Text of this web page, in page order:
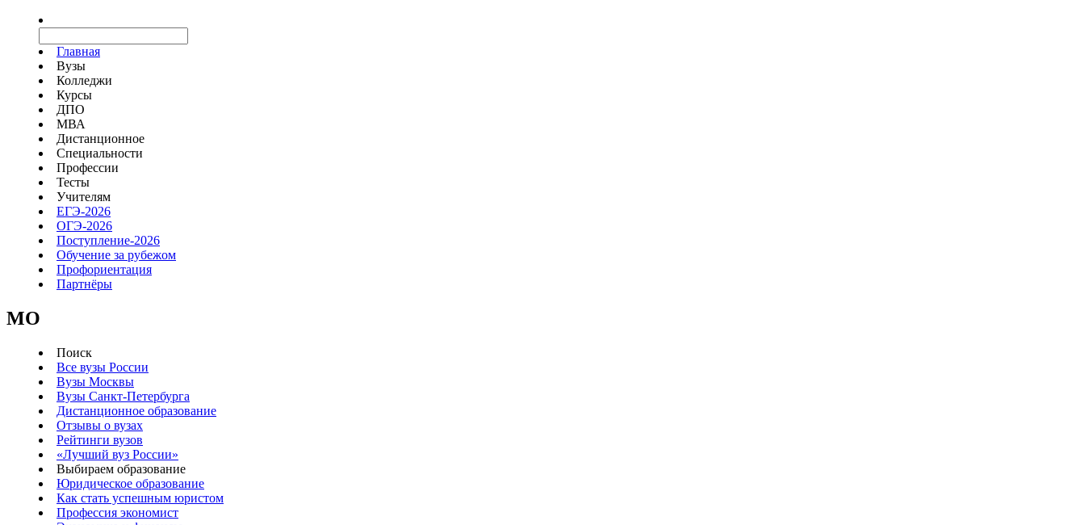
Главная
Вузы
Колледжи
Курсы
ДПО
МВА
Дистанционное
Специальности
Профессии
Тесты
Учителям
ЕГЭ-2026
ОГЭ-2026
Поступление-2026
Обучение за рубежом
Профориентация
Партнёры
MO
Поиск
Все вузы России
Вузы Москвы
Вузы Санкт-Петербурга
Дистанционное образование
Отзывы о вузах
Рейтинги вузов
«Лучший вуз России»
Выбираем образование
Юридическое образование
Как стать успешным юристом
Профессия экономист